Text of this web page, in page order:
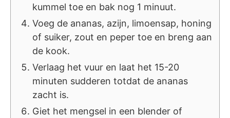
kummel toe en bak nog 1 minuut.
Voeg de ananas, azijn, limoensap, honing
of suiker, zout en peper toe en breng aan
de kook.
Verlaag het vuur en laat het 15-20
minuten sudderen totdat de ananas
zacht is.
Giet het mengsel in een blender of